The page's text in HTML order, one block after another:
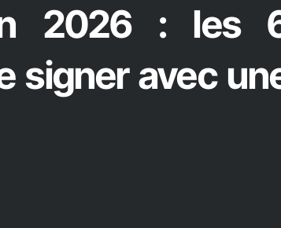
2026 : les
signer avec